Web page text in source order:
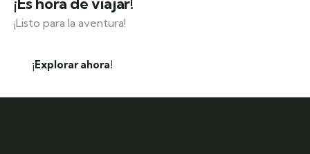
¡Es hora de viajar!
¡Listo para la aventura!
¡Explorar ahora!